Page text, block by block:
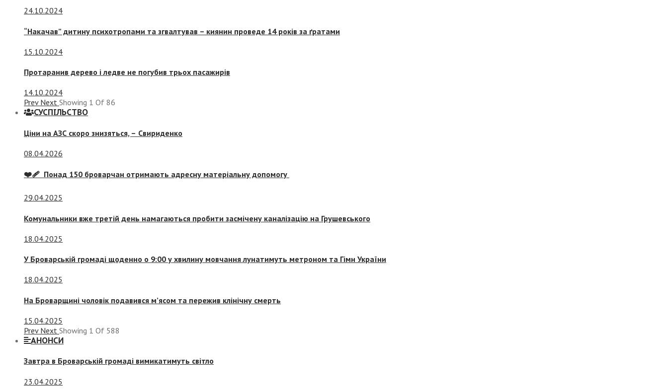
24.10.2024
“Накачав” дитину психотропами та згвалтував – киянин проведе 14 років за ґратами
15.10.2024
Протаранив дерево і ледве не погубив трьох пасажирів
14.10.2024
Prev Next Showing 1 Of 86
СУСПIЛЬСТВО
Ціни на АЗС скоро знизяться, – Свириденко
08.04.2026
❤️‍🩹 Понад 150 броварчан отримають адресну матеріальну допомогу
29.04.2025
Комунальники вже третій день намагаються пробити засмічену каналізацію на Грушевського
18.04.2025
У Броварській громаді щоденно о 9:00 у хвилину мовчання лунатимуть метроном та Гімн України
18.04.2025
На Броварщині чоловік подавився м’ясом та пережив клінічну смерть
15.04.2025
Prev Next Showing 1 Of 588
АНОНСИ
Завтра в Броварській громаді вимикатимуть світло
23.04.2025